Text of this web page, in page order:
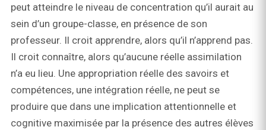
peut atteindre le niveau de concentration qu’il aurait au
sein d’un groupe-classe, en présence de son
professeur. Il croit apprendre, alors qu’il n’apprend pas.
Il croit connaître, alors qu’aucune réelle assimilation
n’a eu lieu. Une appropriation réelle des savoirs et
compétences, une intégration réelle, ne peut se
produire que dans une implication attentionnelle et
cognitive maximisée par la présence des autres élèves